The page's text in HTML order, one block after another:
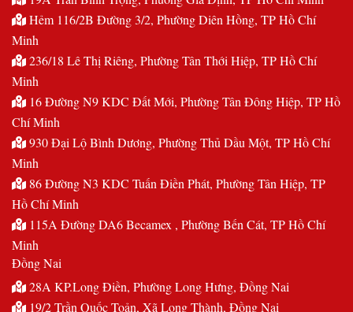
Hẻm 116/2B Đường 3/2, Phường Diên Hồng, TP Hồ Chí
Minh
236/18 Lê Thị Riêng, Phường Tân Thới Hiệp, TP Hồ Chí
Minh
16 Đường N9 KDC Đất Mới, Phường Tân Đông Hiệp, TP Hồ
Chí Minh
930 Đại Lộ Bình Dương, Phường Thủ Dầu Một, TP Hồ Chí
Minh
86 Đường N3 KDC Tuấn Điền Phát, Phường Tân Hiệp, TP
Hồ Chí Minh
115A Đường DA6 Becamex , Phường Bến Cát, TP Hồ Chí
Minh
Đồng Nai
28A KP.Long Điền, Phường Long Hưng, Đồng Nai
19/2 Trần Quốc Toản, Xã Long Thành, Đồng Nai